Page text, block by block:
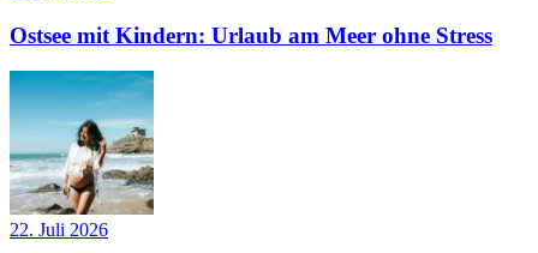
Ostsee mit Kindern: Urlaub am Meer ohne Stress
22. Juli 2026